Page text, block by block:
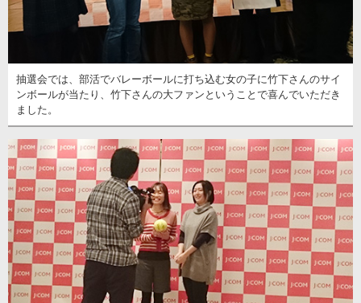
抽選会では、部活でバレーボールに打ち込む女の子に竹下さんのサイ
ンボールが当たり、竹下さんの大ファンということで喜んでいただき
ました。